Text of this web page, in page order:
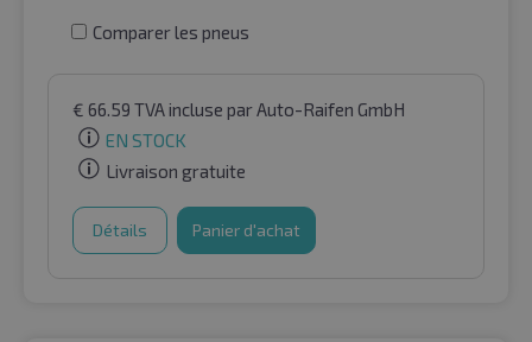
Comparer les pneus
€ 66.59 TVA incluse par Auto-Raifen GmbH
EN STOCK
Livraison gratuite
Détails Panier d'achat